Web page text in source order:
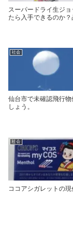
スーパードライ生ジ
たら入手できるのか？
社会
仙台市で未確認飛行
しょう。
社会
ココアシガレットの